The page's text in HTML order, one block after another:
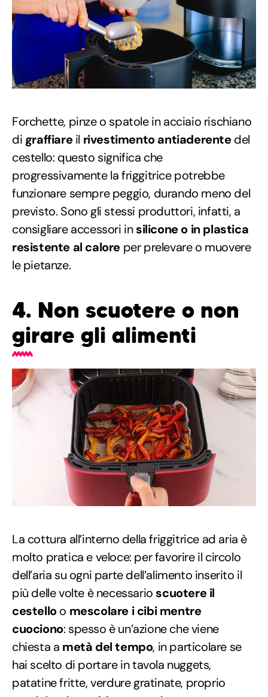
Forchette, pinze o spatole in acciaio rischiano
di graffiareil rivestimento antiaderentedel
cestello: questo significa che
progressivamente la friggitrice potrebbe
funzionare sempre peggio, durando meno del
previsto. Sono gli stessi produttori, infatti, a
consigliare accessori insilicone o in plastica
resistente al calore per prelevare o muovere
le pietanze.
4. Non scuotere o non
girare gli alimenti
La cottura all’interno della friggitrice ad aria è
molto pratica e veloce: per favorire il circolo
dell’aria su ogni parte dell’alimento inserito il
più delle volte è necessario scuotere il
cestelloo mescolare i cibi mentre
cuociono: spesso è un’azione che viene
chiesta a metà del tempo, in particolare se
hai scelto di portare in tavola nuggets,
patatine fritte, verdure gratinate, proprio